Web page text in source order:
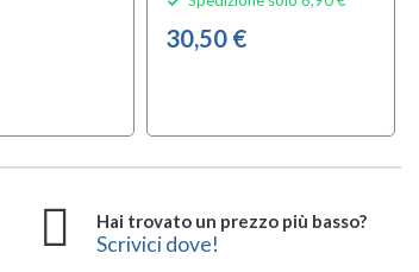
30,50 €
Hai trovato un prezzo più basso?
Scrivici dove!